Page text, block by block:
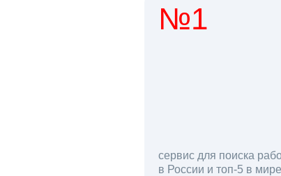
№1
сервис для поиска
в России и топ-5 в
откликов